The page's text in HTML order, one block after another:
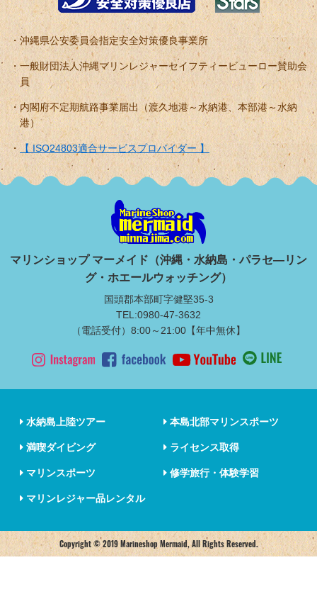
沖縄県公安委員会指定安全対策優良事業所
一般財団法人沖縄マリンレジャーセイフティービューロー賛助会
員
内閣府不定期航路事業届出（渡久地港～水納港、本部港～水納
港）
【 ISO24803適合サービスプロバイダー 】
マリンショップ マーメイド（沖縄・水納島・パラセ―リン
グ・ホエールウォッチング）
国頭郡本部町字健堅35-3
TEL:0980-47-3632
（電話受付）8:00～21:00【年中無休】
水納島上陸ツアー 本島北部マリンスポーツ
満喫ダイビング ライセンス取得
マリンスポーツ 修学旅行・体験学習
マリンレジャー品レンタル
Copyright © 2019 Marineshop Mermaid, All Rights Reserved.